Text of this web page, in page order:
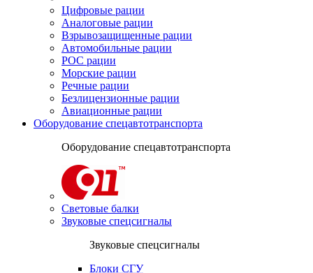
Цифровые рации
Аналоговые рации
Взрывозащищенные рации
Автомобильные рации
POC рации
Морские рации
Речные рации
Безлицензионные рации
Авиационные рации
Оборудование спецавтотранспорта
Оборудование спецавтотранспорта
Световые балки
Звуковые спецсигналы
Звуковые спецсигналы
Блоки СГУ